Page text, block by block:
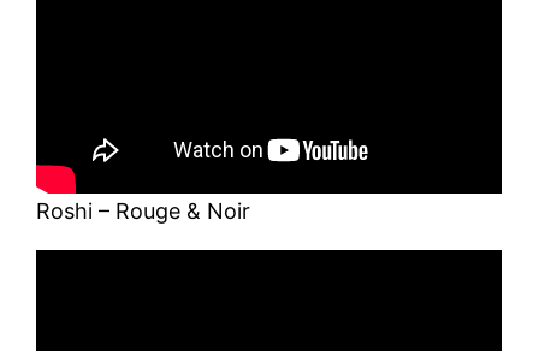
Roshi – Rouge & Noir